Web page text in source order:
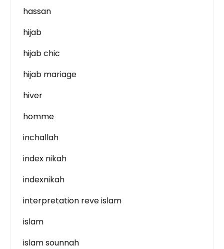
hassan
hijab
hijab chic
hijab mariage
hiver
homme
inchallah
index nikah
indexnikah
interpretation reve islam
islam
islam sounnah